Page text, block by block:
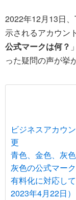
2022年12月13日
示されるアカウン
公式マークは何？
った疑問の声が挙
ビジネスアカウ
更
青色、金色、灰
灰色の公式マー
有料化に対応し
2023年4月22日）